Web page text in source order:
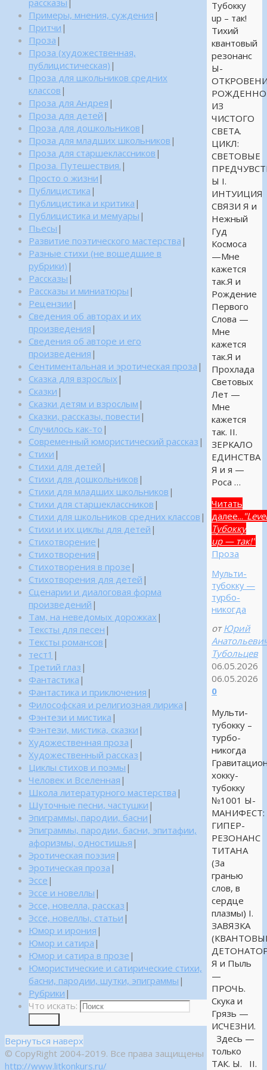
Тубокку
up – так!
Тихий
квантовый
резонанс
Ы-
ИЗ
ЧИСТОГО
СВЕТА.
ЦИКЛ:
СВЕТОВЫЕ
Ы I.
ИНТУИЦИЯ
СВЯЗИ Я и
Нежный
Гуд
Космоса
—Мне
кажется
так.Я и
Рождение
Первого
Слова —
Мне
кажется
так.Я и
Прохлада
Световых
Лет —
Мне
кажется
так. II.
ЗЕРКАЛО
ЕДИНСТВА
Я и я —
Роса …
Читать
далее...
Тубокку
up — так!"
Проза
Мульти-
тубокку —
турбо-
никогда
от Юрий
Тубольцев
06.05.2026
06.05.2026
0
Мульти-
тубокку –
турбо-
никогда
хокку-
тубокку
№1001 Ы-
МАНИФЕСТ:
ГИПЕР-
РЕЗОНАНС
ТИТАНА
(За
гранью
слов, в
сердце
плазмы) I.
ЗАВЯЗКА
Я и Пыль
—
ПРОЧЬ.
Скука и
Грязь —
ИСЧЕЗНИ.
Здесь —
только
ТАК. Ы. II.
Примеры, мнения, суждения |
Притчи |
Проза |
Проза (художественная,
публицистическая) |
Проза для школьников средних
классов |
Проза для Андрея |
Проза для детей |
Проза для дошкольников |
Проза для младших школьников |
Проза для старшеклассников |
Проза. Путешествия. |
Просто о жизни |
Публицистика |
Публицистика и критика |
Публицистика и мемуары |
Пьесы |
Развитие поэтического мастерства |
Разные стихи (не вошедшие в
рубрики) |
Рассказы |
Рассказы и миниатюры |
Рецензии |
Сведения об авторах и их
произведения |
Сведения об авторе и его
произведения |
Сентиментальная и эротическая проза |
Сказка для взрослых |
Сказки |
Сказки детям и взрослым |
Сказки, рассказы, повести |
Случилось как-то |
Современный юмористический рассказ |
Стихи |
Стихи для детей |
Стихи для дошкольников |
Стихи для младших школьников |
Стихи для старшеклассников |
Стихи для школьников средних классов |
Стихи и их циклы для детей |
Стихотворение |
Стихотворения |
Стихотворения в прозе |
Стихотворения для детей |
Сценарии и диалоговая форма
произведений |
Там, на неведомых дорожках |
Тексты для песен |
Тексты романсов |
тест1 |
Третий глаз |
Фантастика |
Фантастика и приключения |
Философская и религиозная лирика |
Фэнтези и мистика |
Фэнтези, мистика, сказки |
Художественная проза |
Художественный рассказ |
Циклы стихов и поэмы |
Человек и Вселенная |
Школа литературного мастерства |
Шуточные песни, частушки |
Эпиграммы, пародии, басни |
Эпиграммы, пародии, басни, эпитафии,
афоризмы, одностишья |
Эротическая поэзия |
Эротическая проза |
Эссе |
Эссе и новеллы |
Эссе, новелла, рассказ |
Эссе, новеллы, статьи |
Юмор и ирония |
Юмор и сатира |
Юмор и сатира в прозе |
Юмористические и сатирические стихи,
басни, пародии, шутки, эпиграммы |
Рубрики |
Что искать:
Вернуться наверх
© CopyRight 2004-2019. Все права защищены
http://www.litkonkurs.ru/